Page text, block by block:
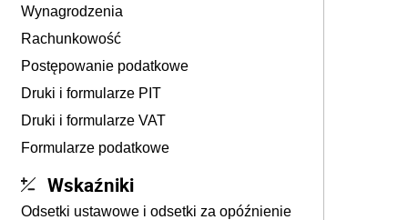
Wynagrodzenia
Rachunkowość
Postępowanie podatkowe
Druki i formularze PIT
Druki i formularze VAT
Formularze podatkowe
Wskaźniki
Odsetki ustawowe i odsetki za opóźnienie